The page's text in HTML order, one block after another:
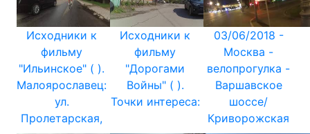
Исходники к
фильму
"Ильинское" ( ).
Малоярославец:
ул.
Пролетарская,
Исходники к
фильму
"Дорогами
Войны" ( ).
Точки интереса:
03/06/2018 -
Москва -
велопрогулка -
Варшавское
шоссе/
Криворожская